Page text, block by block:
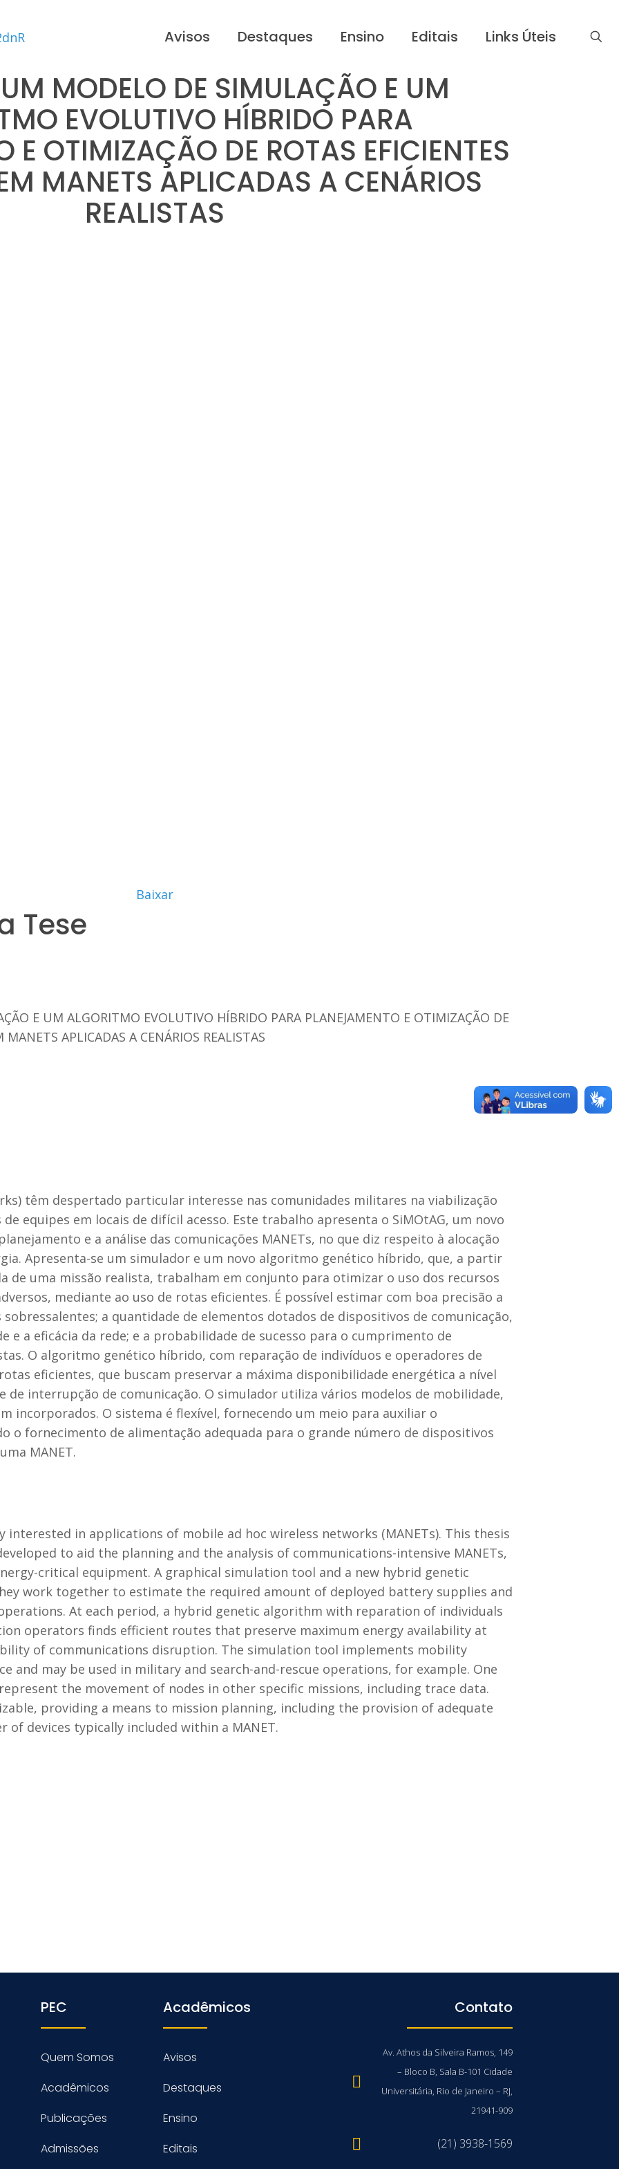
Avisos Destaques Ensino Editais Links Úteis
MODELO DE SIMULAÇÃO E UM
EVOLUTIVO HÍBRIDO PARA
E OTIMIZAÇÃO DE ROTAS EFICIENTES
MANETS APLICADAS A CENÁRIOS
REALISTAS
Baixar
Tese
E UM ALGORITMO EVOLUTIVO HÍBRIDO PARA PLANEJAMENTO E OTIMIZAÇÃO DE
APLICADAS A CENÁRIOS REALISTAS
têm despertado particular interesse nas comunidades militares na viabilização
equipes em locais de difícil acesso. Este trabalho apresenta o SiMOtAG, um novo
e a análise das comunicações MANETs, no que diz respeito à alocação
Apresenta-se um simulador e um novo algoritmo genético híbrido, que, a partir
de uma missão realista, trabalham em conjunto para otimizar o uso dos recursos
mediante ao uso de rotas eficientes. É possível estimar com boa precisão a
a quantidade de elementos dotados de dispositivos de comunicação,
e a eficácia da rede; e a probabilidade de sucesso para o cumprimento de
O algoritmo genético híbrido, com reparação de indivíduos e operadores de
eficientes, que buscam preservar a máxima disponibilidade energética a nível
de interrupção de comunicação. O simulador utiliza vários modelos de mobilidade,
incorporados. O sistema é flexível, fornecendo um meio para auxiliar o
o fornecimento de alimentação adequada para o grande número de dispositivos
MANET.
in applications of mobile ad hoc wireless networks (MANETs). This thesis
to aid the planning and the analysis of communications-intensive MANETs,
critical equipment. A graphical simulation tool and a new hybrid genetic
work together to estimate the required amount of deployed battery supplies and
At each period, a hybrid genetic algorithm with reparation of individuals
operators finds efficient routes that preserve maximum energy availability at
of communications disruption. The simulation tool implements mobility
and may be used in military and search-and-rescue operations, for example. One
the movement of nodes in other specific missions, including trace data.
providing a means to mission planning, including the provision of adequate
devices typically included within a MANET.
PEC
Quem Somos
Acadêmicos
Publicações
Admissões
Acadêmicos
Avisos
Destaques
Ensino
Editais
Contato
Av. Athos da Silveira Ramos, 149
– Bloco B, Sala B-101 Cidade
Universitária, Rio de Janeiro – RJ,
21941-909
(21) 3938-1569